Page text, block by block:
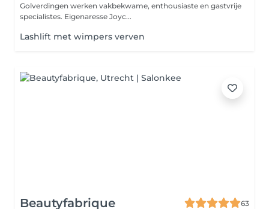
Golverdingen werken vakbekwame, enthousiaste en gastvrije
specialistes. Eigenaresse Joyc...
Lashlift met wimpers verven
Beautyfabrique
63